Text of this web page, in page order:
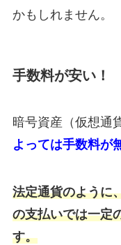
かもしれません。
手数料が安い！
暗号資産（仮想通
よっては手数料が
法定通貨のように
の支払いでは一定
す。